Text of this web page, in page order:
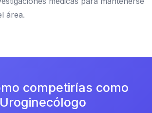
área.
competirías como
Uroginecólogo